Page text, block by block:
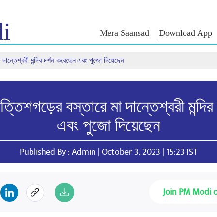
Mera Saansad Download App
ইনসাইটস
আন্তর্জাতিক
Kashi Vikas Yatra
ভাষণসমূহ
ভাষণের মূল
মন্দির দর্শন করেছেন এবং পুজো দিয়েছেন
বস্তারে মা দান্তেশ্বরী
এবং পুজো দিয়েছেন
Published By : Admin | October 3, 2023 | 15:23 IST
Join PM Modi